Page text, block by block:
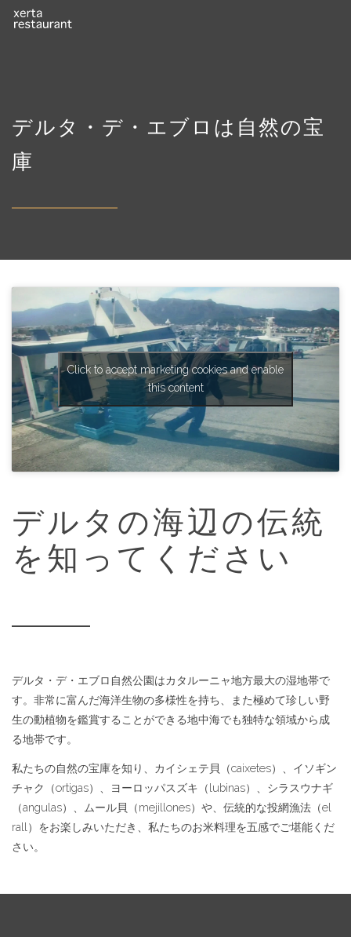
デルタ・デ・エブロは自然の宝
庫
Click to accept marketing cookies and enable
this content
デルタの海辺の伝統
を知ってください
デルタ・デ・エブロ自然公園はカタルーニャ地方最大の湿地帯で
す。非常に富んだ海洋生物の多様性を持ち、また極めて珍しい野
生の動植物を鑑賞することができる地中海でも独特な領域から成
る地帯です。
私たちの自然の宝庫を知り、カイシェテ貝（caixetes）、イソギン
チャク（ortigas）、ヨーロッパスズキ（lubinas）、シラスウナギ
（angulas）、ムール貝（mejillones）や、伝統的な投網漁法（el
rall）をお楽しみいただき、私たちのお米料理を五感でご堪能くだ
さい。